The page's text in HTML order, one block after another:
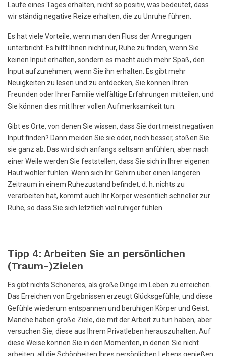
Laufe eines Tages erhalten, nicht so positiv, was bedeutet, dass
wir ständig negative Reize erhalten, die zu Unruhe führen.
Es hat viele Vorteile, wenn man den Fluss der Anregungen
unterbricht. Es hilft Ihnen nicht nur, Ruhe zu finden, wenn Sie
keinen Input erhalten, sondern es macht auch mehr Spaß, den
Input aufzunehmen, wenn Sie ihn erhalten. Es gibt mehr
Neuigkeiten zu lesen und zu entdecken, Sie können Ihren
Freunden oder Ihrer Familie vielfältige Erfahrungen mitteilen, und
Sie können dies mit Ihrer vollen Aufmerksamkeit tun.
Gibt es Orte, von denen Sie wissen, dass Sie dort meist negativen
Input finden? Dann meiden Sie sie oder, noch besser, stoßen Sie
sie ganz ab. Das wird sich anfangs seltsam anfühlen, aber nach
einer Weile werden Sie feststellen, dass Sie sich in Ihrer eigenen
Haut wohler fühlen. Wenn sich Ihr Gehirn über einen längeren
Zeitraum in einem Ruhezustand befindet, d. h. nichts zu
verarbeiten hat, kommt auch Ihr Körper wesentlich schneller zur
Ruhe, so dass Sie sich letztlich viel ruhiger fühlen.
Tipp 4: Arbeiten Sie an persönlichen
(Traum-)Zielen
Es gibt nichts Schöneres, als große Dinge im Leben zu erreichen.
Das Erreichen von Ergebnissen erzeugt Glücksgefühle, und diese
Gefühle wiederum entspannen und beruhigen Körper und Geist.
Manche haben große Ziele, die mit der Arbeit zu tun haben, aber
versuchen Sie, diese aus Ihrem Privatleben herauszuhalten. Auf
diese Weise können Sie in den Momenten, in denen Sie nicht
arbeiten, all die Schönheiten Ihres persönlichen Lebens genießen